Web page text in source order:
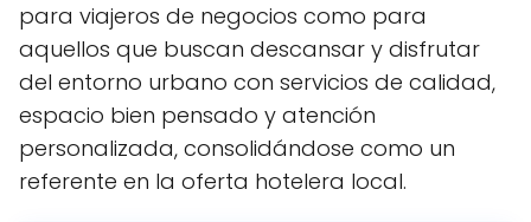
para viajeros de negocios como para
aquellos que buscan descansar y disfrutar
del entorno urbano con servicios de calidad,
espacio bien pensado y atención
personalizada, consolidándose como un
referente en la oferta hotelera local.